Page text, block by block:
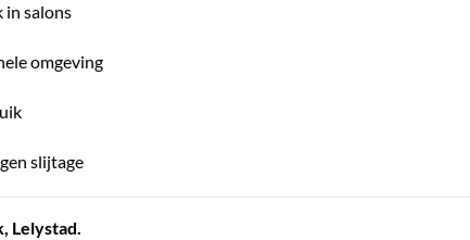
in salons
omgeving
slijtage
Lelystad.